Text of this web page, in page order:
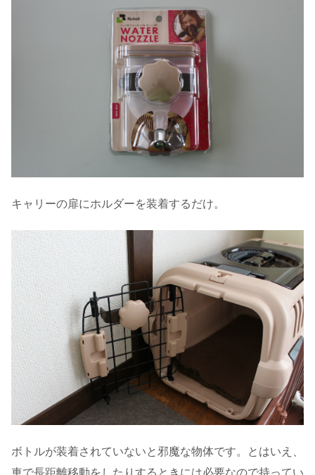
キャリーの扉にホルダーを装着するだけ。
ボトルが装着されていないと邪魔な物体です。とはいえ、
車で長距離移動をしたりするときには必要なので持ってい